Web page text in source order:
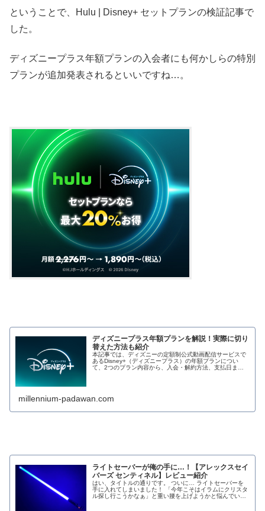
ということで、Hulu | Disney+ セットプランの検証記事で
した。
ディズニープラス年額プランの入会者にも何かしらの特別
プランが追加発表されるといいですね…。
ディズニープラス年額プランを解説！実際に切り
替えた方法も紹介
本記事では、ディズニーの定額制公式動画配信サービスで
あるDisney+（ディズニープラス）の年額プランについ
て、2つのプラン内容から、入会・解約方法、支払日まで
millennium-padawan.com
ライトセーバーが俺の手に…！【アレックスセイ
バーズ センティネル】レビュー紹介
はい、タイトルの通りです。 ついに… ライトセーバーを
手に入れてしまいました！ 「今年こそはイラムにクリスタ
ル探し行こうかなぁ」と重い腰を上げようかと悩んでいた